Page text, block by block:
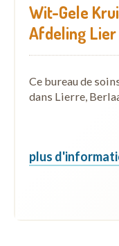
Wit-Gele
Afdeling Lier
Ce bureau de
dans Lierre,
plus